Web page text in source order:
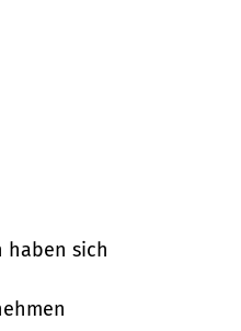
haben sich